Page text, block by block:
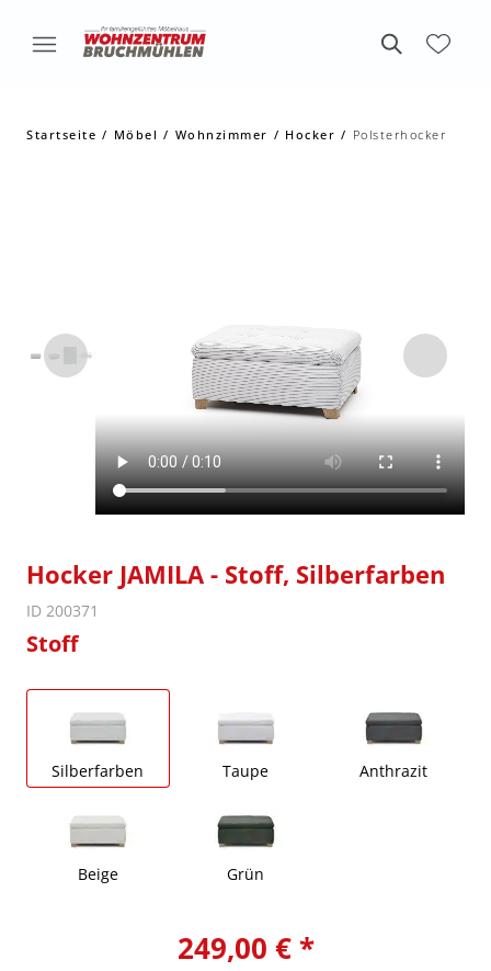
Startseite Möbel Wohnzimmer Hocker Polsterhocker
Hocker JAMILA - Stoff, Silberfarben
ID 200371
Stoff
Silberfarben Taupe Anthrazit
Beige Grün
249,00 € *